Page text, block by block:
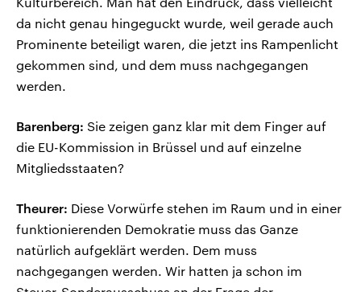
da nicht genau hingeguckt wurde, weil gerade auch
Prominente beteiligt waren, die jetzt ins Rampenlicht
gekommen sind, und dem muss nachgegangen
werden.
Barenberg: Sie zeigen ganz klar mit dem Finger auf
die EU-Kommission in Brüssel und auf einzelne
Mitgliedsstaaten?
Theurer: Diese Vorwürfe stehen im Raum und in einer
funktionierenden Demokratie muss das Ganze
natürlich aufgeklärt werden. Dem muss
nachgegangen werden. Wir hatten ja schon im